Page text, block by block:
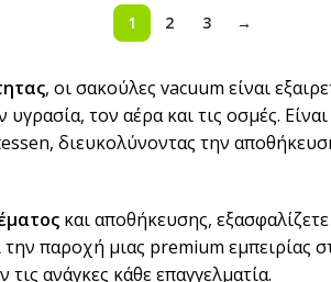
1 2 3 →
, οι σακούλες vacuum είναι
τον αέρα και τις οσμές. Είναι
διευκολύνοντας την
και αποθήκευσης,
παροχή μιας premium εμπειρίας
ανάγκες κάθε επαγγελματία.